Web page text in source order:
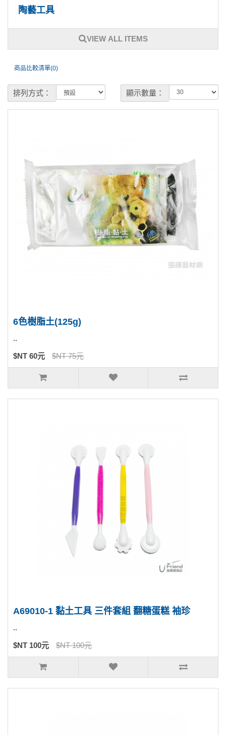
陶藝工具
VIEW ALL ITEMS
商品比較清單(0)
排列方式： 顯示數量：
6色樹脂土(125g)
..
$NT 60元 $NT 75元
A69010-1 黏土工具 三件套組 翻糖蛋糕 袖珍
..
$NT 100元 $NT 100元